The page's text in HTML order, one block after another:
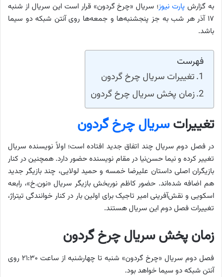
به گزارش پارت نیوز؛ سریال «چرخ گردون» قرار است این سریال از شنبه
۱۷ آذر هر شب به جز پنجشنبه‌ها و جمعه‌ها روی آنتن شبکه دو سیما
باشد.
فهرست
تغییرات سریال چرخ گردون
زمان پخش سریال چرخ گردون
تغییراتسریال چرخ گردون
در فصل دوم سریال چند اتفاق جدید افتاده است؛ اولاً نویسنده سریال
تغییر کرده و نیما حسن‌نیا در مقام نویسنده حضور دارد. همچنین در کنار
بازیگران اصلی داستان علیرضا خمسه و حمید لولایی، چند بازیگر جدید
هم اضافه شده‌اند. حضور کاظم نوربخش بازیگر سریال «نون‌.خ»، رابعه
اسکویی و نقش‌آفرینی امیر تاجیک برای اولین بار در کنار خوانندگی تیتراژ،
تغییرات فصل دوم این سریال هستند.
زمان پخش سریال چرخ گردون
فصل دوم سریال «چرخ گردون» شنبه تا چهارشنبه از ساعت ۲۱:۳۰ روی
آنتن شبکه دو سیما خواهد بود.